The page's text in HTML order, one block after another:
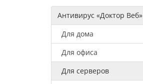
Антивирус «Доктор Веб»
Для дома
Для офиса
Для серверов